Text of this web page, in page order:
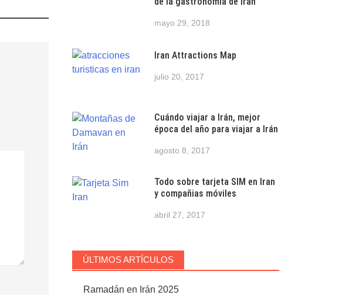
mayo 29, 2018
Iran Attractions Map
julio 20, 2017
Cuándo viajar a Irán, mejor
época del año para viajar a Irán
agosto 8, 2017
Todo sobre tarjeta SIM en Iran
y compañias móviles
abril 27, 2017
ÚLTIMOS ARTÍCULOS
Ramadán en Irán 2025